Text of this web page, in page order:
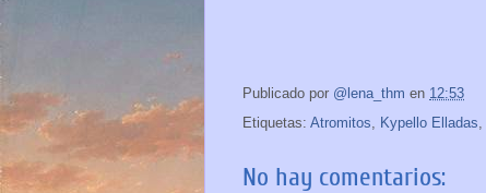
Publicado por @lena_thm en 12:53
Etiquetas: Atromitos Kypello Elladas
No hay comentarios: